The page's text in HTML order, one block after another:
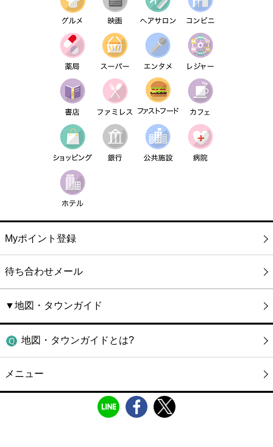
Myポイント登録
待ち合わせメール
▼地図・タウンガイド
地図・タウンガイドとは?
メニュー